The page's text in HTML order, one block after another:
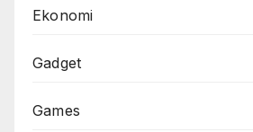
Ekonomi
Gadget
Games